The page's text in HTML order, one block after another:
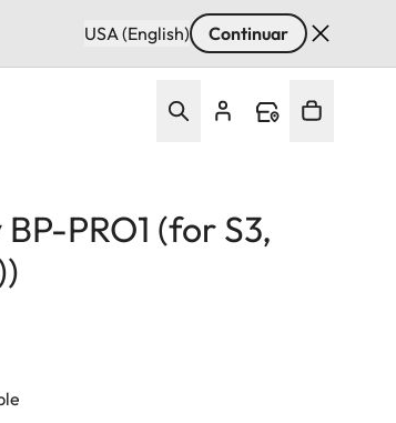
USA (English) Continuar
PRO1 (for S3,